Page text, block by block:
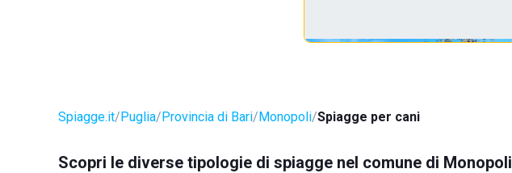
Spiagge.it Puglia Provincia di Bari Monopoli Spiagge per cani
Scopri le diverse tipologie di spiagge nel comune di Monopoli